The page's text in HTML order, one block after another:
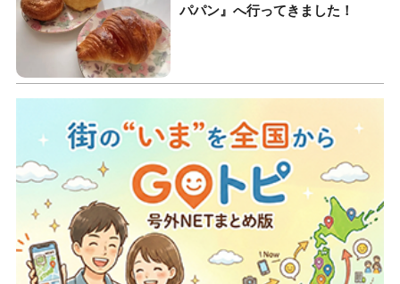
パパン』へ行ってきました！